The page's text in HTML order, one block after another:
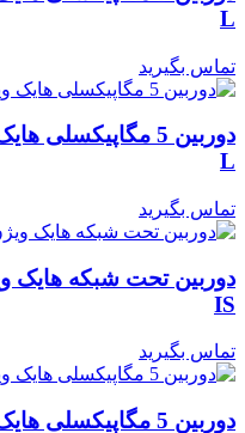
L
تماس بگیرید
L
تماس بگیرید
IS
تماس بگیرید